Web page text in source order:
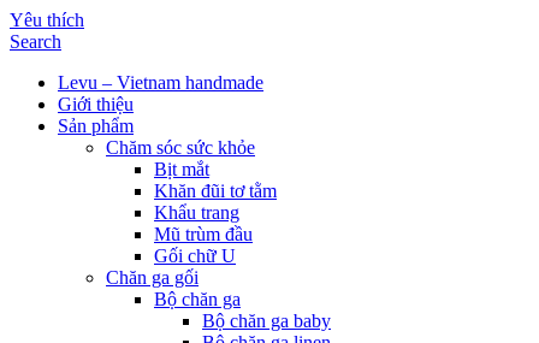
Yêu thích
Search
Levu – Vietnam handmade
Giới thiệu
Sản phẩm
Chăm sóc sức khỏe
Bịt mắt
Khăn đũi tơ tằm
Khẩu trang
Mũ trùm đầu
Gối chữ U
Chăn ga gối
Bộ chăn ga
Bộ chăn ga baby